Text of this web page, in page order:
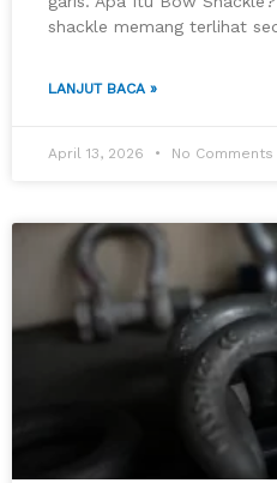
shackle memang terlihat
LANJUT BACA »
April 13, 2026 No Comments